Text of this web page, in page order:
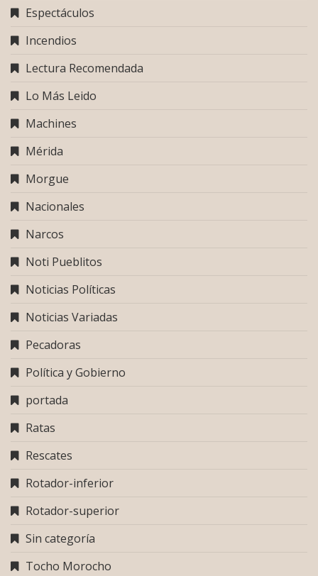
Espectáculos
Incendios
Lectura Recomendada
Lo Más Leido
Machines
Mérida
Morgue
Nacionales
Narcos
Noti Pueblitos
Noticias Políticas
Noticias Variadas
Pecadoras
Política y Gobierno
portada
Ratas
Rescates
Rotador-inferior
Rotador-superior
Sin categoría
Tocho Morocho